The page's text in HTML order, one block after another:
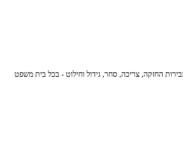
החזקה, צריכה, סחר, גידול וחילוט - בכל בית משפט